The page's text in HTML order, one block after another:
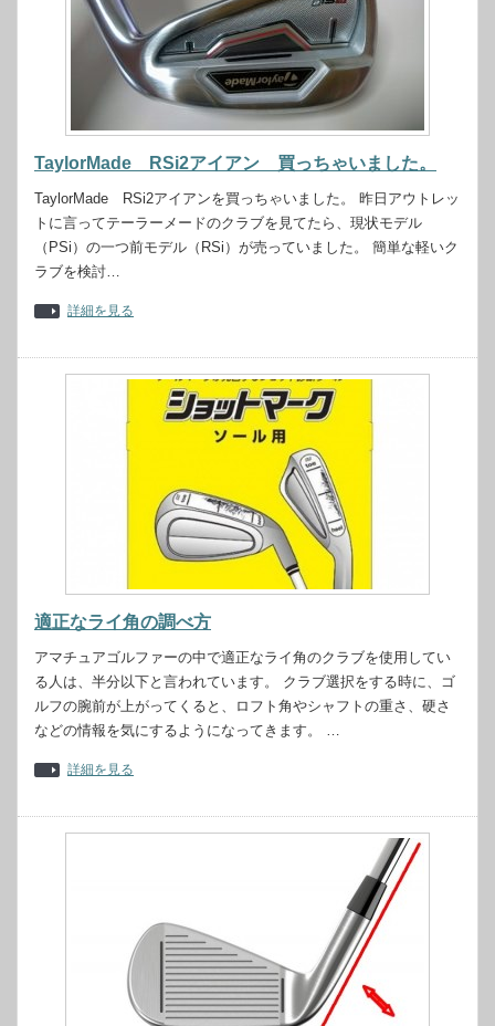
TaylorMade RSi2アイアン 買っちゃいました。
TaylorMade RSi2アイアンを買っちゃいました。 昨日アウトレッ
トに言ってテーラーメードのクラブを見てたら、現状モデル
（PSi）の一つ前モデル（RSi）が売っていました。 簡単な軽いク
ラブを検討…
詳細を見る
適正なライ角の調べ方
アマチュアゴルファーの中で適正なライ角のクラブを使用してい
る人は、半分以下と言われています。 クラブ選択をする時に、ゴ
ルフの腕前が上がってくると、ロフト角やシャフトの重さ、硬さ
などの情報を気にするようになってきます。 …
詳細を見る